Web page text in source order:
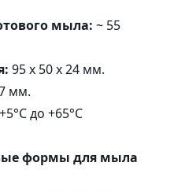
мыла: ~ 55
95 х 50 х 24 мм.
мм.
+5°C до +65°C
формы для мыла